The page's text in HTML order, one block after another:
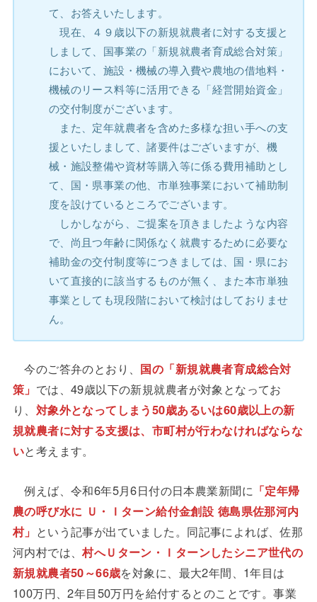
て、お答えいたします。
現在、４９歳以下の新規就農者に対する支援と
しまして、国事業の「新規就農者育成総合対策」
において、施設・機械の導入費や農地の借地料・
機械のリース料等に活用できる「経営開始資金」
の交付制度がございます。
また、定年就農者を含めた多様な担い手への支
援といたしまして、諸要件はございますが、機
械・施設整備や資材等購入等に係る費用補助とし
て、国・県事業の他、市単独事業において補助制
度を設けているところでございます。
しかしながら、ご提案を頂きましたような内容
で、尚且つ年齢に関係なく就農するために必要な
補助金の交付制度等につきましては、国・県にお
いて直接的に該当するものが無く、また本市単独
事業としても現段階において検討はしておりませ
ん。
今のご答弁のとおり、 国の「新規就農者育成総合対
策」 では、49歳以下の新規就農者が対象となってお
り、 対象外となってしまう50歳あるいは60歳以上の新
規就農者に対する支援は、市町村が行わなければならな
いと考えます。
例えば、令和6年5月6日付の日本農業新聞に 「定年帰
農の呼び水に Ｕ・Ｉターン給付金創設 徳島県佐那河内
村」 という記事が出ていました。同記事によれば、佐那
河内村では、村へＵターン・Ｉターンしたシニア世代の
新規就農者50～66歳を対象に、最大2年間、1年目は
100万円、2年目50万円を給付するとのことです。事業